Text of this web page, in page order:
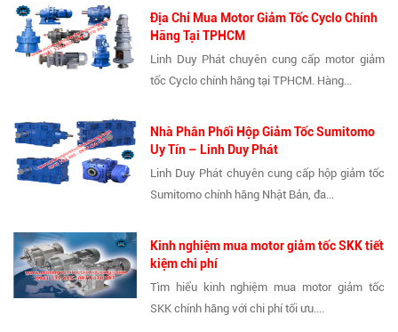
Địa Chỉ Mua Motor Giảm Tốc Cyclo Chính
Hãng Tại TPHCM
Linh Duy Phát chuyên cung cấp motor giảm
tốc Cyclo chính hãng tại TPHCM. Hàng...
Nhà Phân Phối Hộp Giảm Tốc Sumitomo
Uy Tín – Linh Duy Phát
Linh Duy Phát chuyên cung cấp hộp giảm tốc
Sumitomo chính hãng Nhật Bản, đa...
Kinh nghiệm mua motor giảm tốc SKK tiết
kiệm chi phí
Tìm hiểu kinh nghiệm mua motor giảm tốc
SKK chính hãng với chi phí tối ưu....